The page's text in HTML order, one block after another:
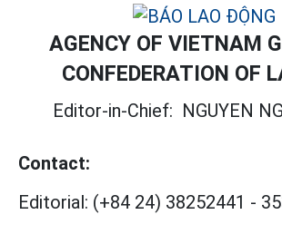
AGENCY OF VIETNAM
CONFEDERATION OF
Editor-in-Chief: NGUYEN
Contact:
Editorial: (+84 24) 38252441 -